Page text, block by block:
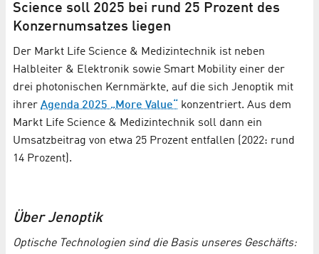
Science soll 2025 bei rund 25 Prozent des
Konzernumsatzes liegen
Der Markt Life Science & Medizintechnik ist neben
Halbleiter & Elektronik sowie Smart Mobility einer der
drei photonischen Kernmärkte, auf die sich Jenoptik mit
ihrer Agenda 2025 „More Value“
konzentriert. Aus dem
Markt Life Science & Medizintechnik soll dann ein
Umsatzbeitrag von etwa 25 Prozent entfallen (2022: rund
14 Prozent).
Über Jenoptik
Optische Technologien sind die Basis unseres Geschäfts: